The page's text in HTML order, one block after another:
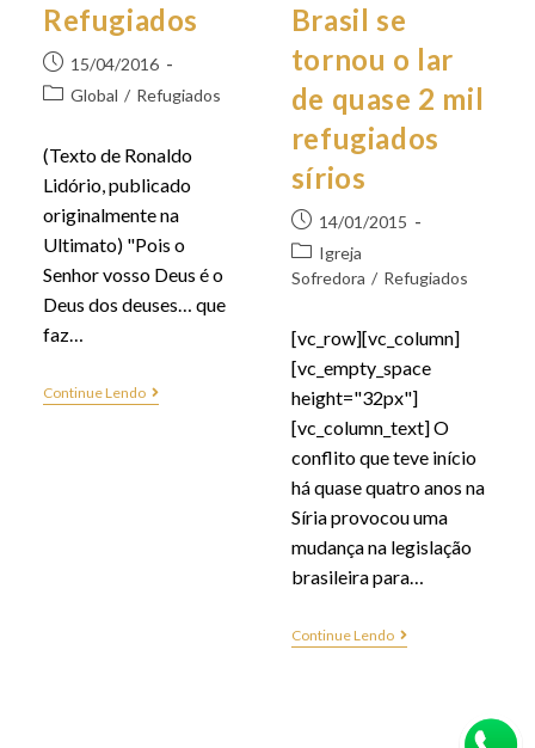
Refugiados
15/04/2016
Global / Refugiados
(Texto de Ronaldo
Lidório, publicado
originalmente na
Ultimato) "Pois o
Senhor vosso Deus é o
Deus dos deuses… que
faz…
Continue Lendo
Brasil se
tornou o lar
de quase 2 mil
refugiados
sírios
14/01/2015
Igreja
Sofredora / Refugiados
[vc_row][vc_column]
[vc_empty_space
height="32px"]
[vc_column_text] O
conflito que teve início
há quase quatro anos na
Síria provocou uma
mudança na legislação
brasileira para…
Continue Lendo